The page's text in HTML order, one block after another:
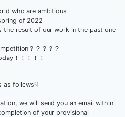
who are ambitious
of 2022
the result of our work in the past one
？？？？？
！！！！！
as follows☟
we will send you an email within
of your provisional